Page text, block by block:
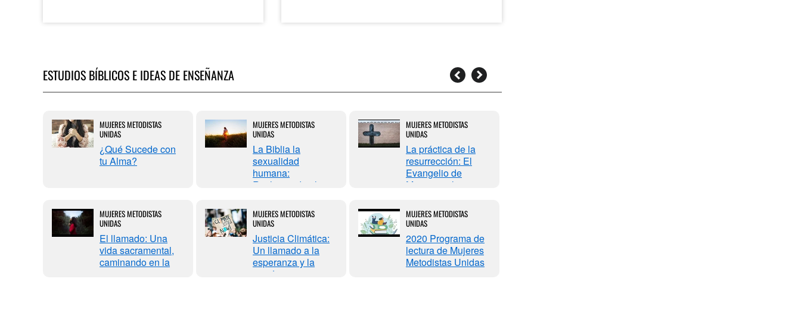
ESTUDIOS BÍBLICOS E IDEAS DE ENSEÑANZA
MUJERES METODISTAS
UNIDAS
¿Qué Sucede con
tu Alma?
MUJERES METODISTAS
UNIDAS
El llamado: Una
vida sacramental,
caminando en la
MUJERES METODISTAS
UNIDAS
La Biblia la
sexualidad
humana:
Reclamando el
MUJERES METODISTAS
UNIDAS
Justicia Climática:
Un llamado a la
esperanza y la
acción
MUJERES METODISTAS
UNIDAS
La práctica de la
resurrección: El
Evangelio de
Marcos y el
MUJERES METODISTAS
UNIDAS
2020 Programa de
lectura de Mujeres
Metodistas Unidas